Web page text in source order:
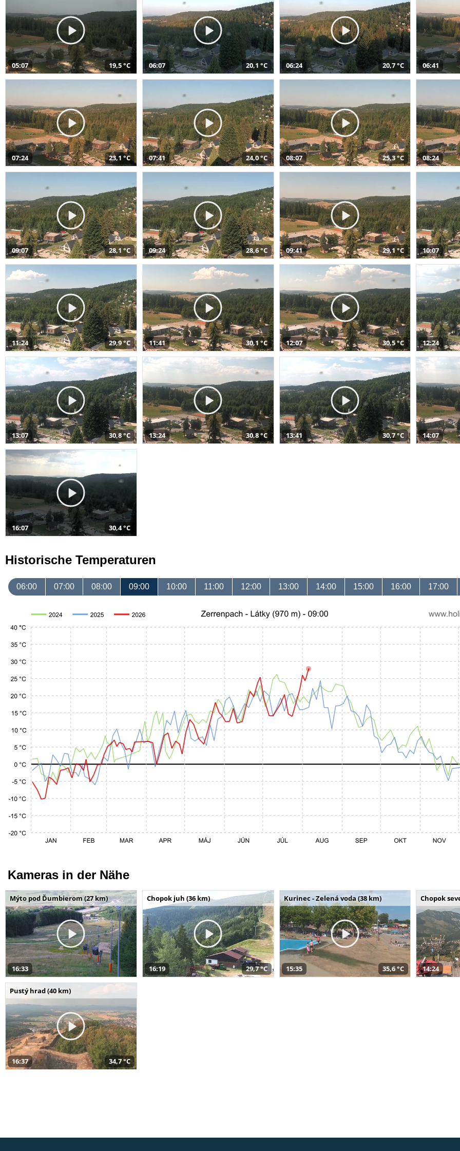
05:07 19,5 °C 06:07 20,1 °C 06:24 20,7 °C 06:41
07:24 23,1 °C 07:41 24,0 °C 08:07 25,3 °C 08:24
09:07 28,1 °C 09:24 28,6 °C 09:41 29,1 °C 10:07
11:24 29,9 °C 11:41 30,1 °C 12:07 30,5 °C 12:24
13:07 30,8 °C 13:24 30,8 °C 13:41 30,7 °C 14:07
16:07 30,4 °C
Historische Temperaturen
06:00 07:00 08:00 09:00 10:00 11:00 12:00 13:00 14:00 15:00 16:00 17:00
Kameras in der Nähe
Mýto pod Ďumbierom (27 km)
16:33
Chopok juh (36 km)
16:19 29,7 °C
Kurinec - Zelená voda (38 km)
15:35 35,6 °C
Chopok
14:24
Pustý hrad (40 km)
16:37 34,7 °C